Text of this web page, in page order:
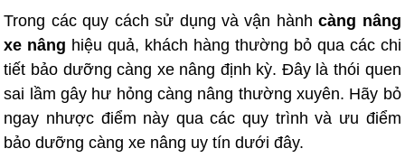
Trong các quy cách sử dụng và vận hànhcàng nâng
xe nâng hiệu quả, khách hàng thường bỏ qua các chi
tiết bảo dưỡng càng xe nâng định kỳ. Đây là thói quen
sai lầm gây hư hỏng càng nâng thường xuyên. Hãy bỏ
ngay nhược điểm này qua các quy trình và ưu điểm
bảo dưỡng càng xe nâng uy tín dưới đây.